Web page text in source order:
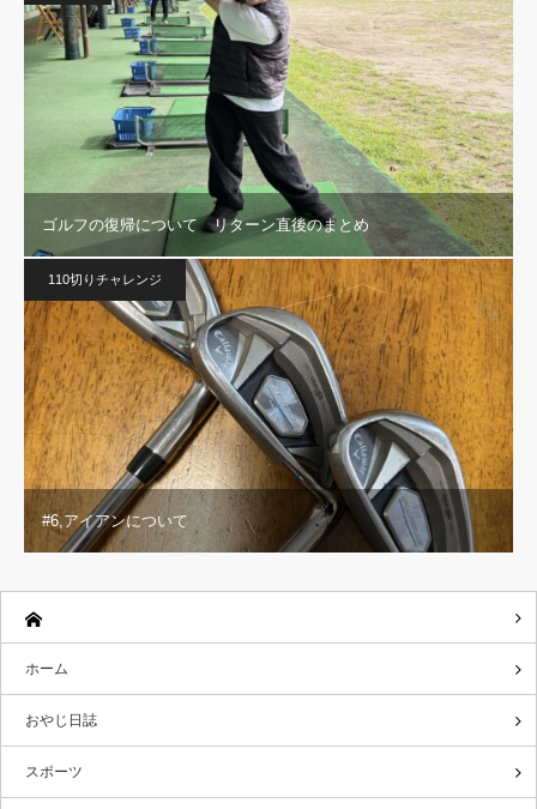
ゴルフの復帰について リターン直後のまとめ
110切りチャレンジ
#6,アイアンについて
ホーム
おやじ日誌
スポーツ